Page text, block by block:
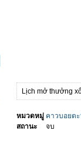
Lịch mở thưởng
หมวดหมู่ คาวบอยต
สถานะ
จบ